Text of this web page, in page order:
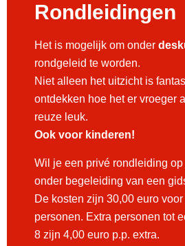
Rondleidingen
Het is mogelijk om onder
rondgeleid te worden.
Niet alleen het uitzicht is
ontdekken hoe het er vroeger
reuze leuk.
Ook voor kinderen!
Wil je een privé rondleiding
onder begeleiding van een
De kosten zijn 30,00 euro
personen. Extra personen tot
8 zijn 4,00 euro p.p. extra.